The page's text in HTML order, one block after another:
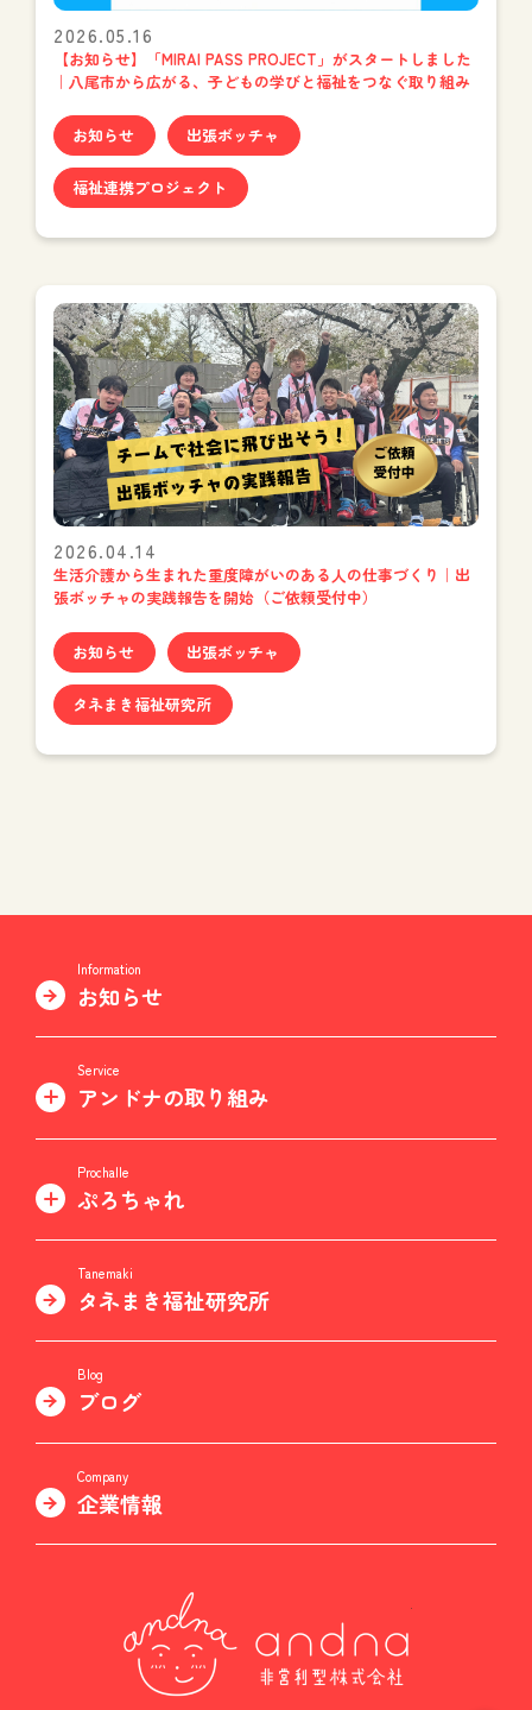
2026.05.16
【お知らせ】「MIRAI PASS PROJECT」がスタートしました
｜八尾市から広がる、子どもの学びと福祉をつなぐ取り組み
お知らせ 出張ボッチャ
福祉連携プロジェクト
2026.04.14
生活介護から生まれた重度障がいのある人の仕事づくり｜出
張ボッチャの実践報告を開始（ご依頼受付中）
お知らせ 出張ボッチャ
タネまき福祉研究所
Information
お知らせ
Service
アンドナの取り組み
Prochalle
ぷろちゃれ
Tanemaki
タネまき福祉研究所
Blog
ブログ
Company
企業情報